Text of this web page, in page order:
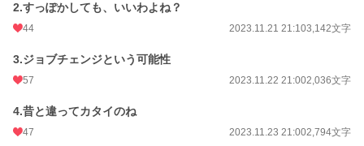
小説
恋愛 66,326 位 / 66,326 件
お気に入り
24h.ポイント 0 pt
文字数
2.すっぽかしても、いいわよね？
44 2023.11.21 21:103,142文字
3.ジョブチェンジという可能性
57 2023.11.22 21:002,036文字
4.昔と違ってカタイのね
47 2023.11.23 21:002,794文字